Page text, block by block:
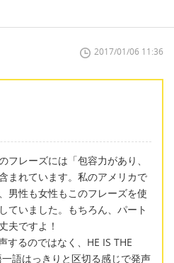
2017/01/06 11:36
フレーズには「包容力があり、
まれています。私のアメリカで
男性も女性もこのフレーズを使
ていました。もちろん、パート
夫ですよ！
るのではなく、HE IS THE
語はっきりと区切る感じで発声